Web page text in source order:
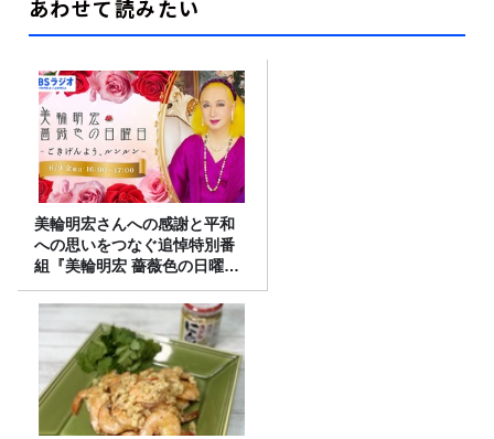
あわせて読みたい
美輪明宏さんへの感謝と平和
への思いをつなぐ追悼特別番
組『美輪明宏 薔薇色の日曜日
～ごきげんよう、ルンルン
～』8/9（日）16時放送